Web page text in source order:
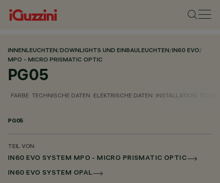
INNENLEUCHTEN/DOWNLIGHTS UND EINBAULEUCHTEN/IN60 EVO/
MPO - MICRO PRISMATIC OPTIC
PG05
FARBE TECHNISCHE DATEN ELEKTRISCHE DATEN INSTALLATION
PG05
TEIL VON
IN60 EVO SYSTEM MPO - MICRO PRISMATIC OPTIC
IN60 EVO SYSTEM OPAL